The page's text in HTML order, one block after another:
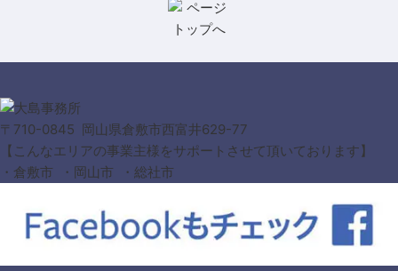
〒710-0845 岡山県倉敷市西富井629-77
【こんなエリアの事業主様をサポートさせて頂いております】
・倉敷市 ・岡山市 ・総社市